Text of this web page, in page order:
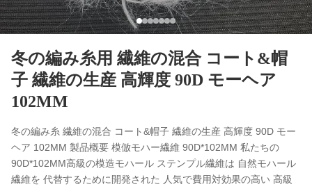
冬の編み糸用 繊維の混合 コート&帽
子 繊維の生産 高輝度 90D モーヘア
102MM
冬の編み糸 繊維の混合 コート&帽子 繊維の生産 高輝度 90D モー
ヘア 102MM 製品概要 模倣モハー繊維 90D*102MM 私たちの
90D*102MM高級の模造モハール ステンプル繊維は 自然モハール
繊維を 代替するために開発された 人気で費用対効果の高い 高級